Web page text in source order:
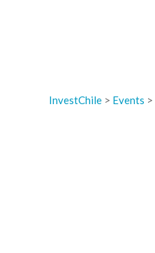
InvestChile > Events >